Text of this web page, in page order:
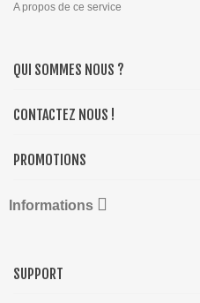
A propos de ce service
QUI SOMMES NOUS ?
CONTACTEZ NOUS !
PROMOTIONS
Informations 
SUPPORT